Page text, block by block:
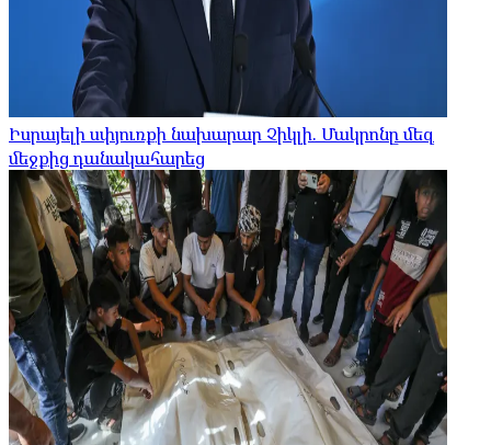
Իսրայելի սփյուռքի նախարար Չիկլի. Մակրոնը մեզ
մեջքից դանակահարեց